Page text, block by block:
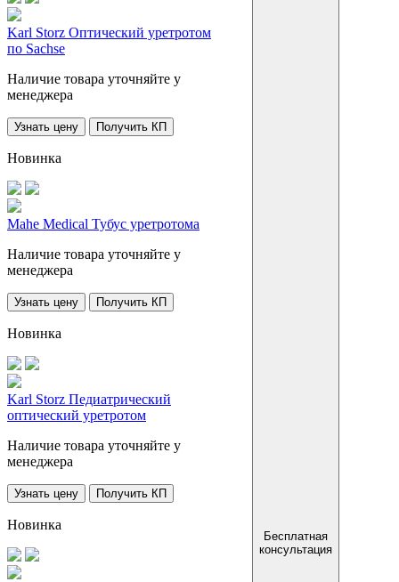
Karl Storz Оптический уретротом
по Sachse
Наличие товара уточняйте у
менеджера
Узнать цену Получить КП
Новинка
Mahe Medical Тубус уретротома
Наличие товара уточняйте у
менеджера
Узнать цену Получить КП
Новинка
Karl Storz Педиатрический
оптический уретротом
Наличие товара уточняйте у
менеджера
Узнать цену Получить КП
Новинка
Бесплатная
консультация